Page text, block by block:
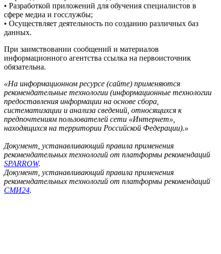
• Разработкой приложений для обучения специалистов в
сфере медиа и госслужбы;
• Осуществляет деятельность по созданию различных баз
данных.
При заимствовании сообщений и материалов
информационного агентства ссылка на первоисточник
обязательна.
«На информационном ресурсе (сайте) применяются
рекомендательные технологии (информационные технологии
предоставления информации на основе сбора,
систематизации и анализа сведений, относящихся к
предпочтениям пользователей сети «Интернет»,
находящихся на территории Российской Федерации).»
Документ, устанавливающий правила применения
рекомендательных технологий от платформы рекомендаций
SPARROW.
Документ, устанавливающий правила применения
рекомендательных технологий от платформы рекомендаций
СМИ24.